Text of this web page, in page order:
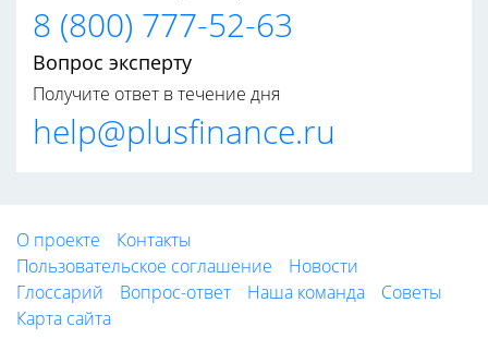
8 (800) 777-52-63
Вопрос эксперту
Получите ответ в течение дня
help@plusfinance.ru
О проекте
Контакты
Пользовательское соглашение
Новости
Глоссарий
Вопрос-ответ Наша команда
Советы
Карта сайта